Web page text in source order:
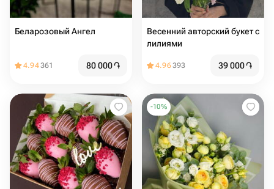
Беларозовый Ангел
4.94361 80 000֏
Весенний авторский букет с
лилиями
4.96393 39 000֏
-10%